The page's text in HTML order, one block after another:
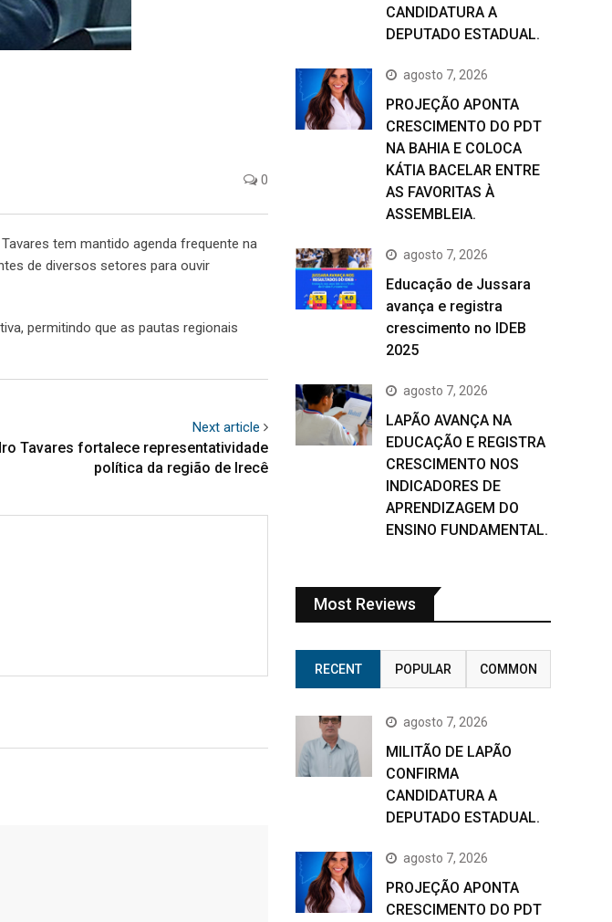
0
tem mantido agenda frequente na
de diversos setores para ouvir
permitindo que as pautas regionais
Next article
Tavares fortalece representatividade
política da região de Irecê
CANDIDATURA A
DEPUTADO ESTADUAL.
agosto 7, 2026
PROJEÇÃO APONTA
CRESCIMENTO DO PDT
NA BAHIA E COLOCA
KÁTIA BACELAR ENTRE
AS FAVORITAS À
ASSEMBLEIA.
agosto 7, 2026
Educação de Jussara
avança e registra
crescimento no IDEB
2025
agosto 7, 2026
LAPÃO AVANÇA NA
EDUCAÇÃO E REGISTRA
CRESCIMENTO NOS
INDICADORES DE
APRENDIZAGEM DO
ENSINO FUNDAMENTAL.
Most Reviews
RECENT POPULAR COMMON
agosto 7, 2026
MILITÃO DE LAPÃO
CONFIRMA
CANDIDATURA A
DEPUTADO ESTADUAL.
agosto 7, 2026
PROJEÇÃO APONTA
CRESCIMENTO DO PDT